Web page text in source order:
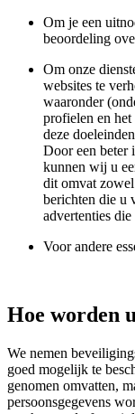
Om je een
beoordeling
Om onze
websites te
waaronder
profielen en
deze
Door een beter
kunnen wij u
dit omvat zowel
berichten die u
advertenties
Voor andere
Hoe worden
We nemen
goed mogelijk te
genomen omvatten,
persoonsgegevens